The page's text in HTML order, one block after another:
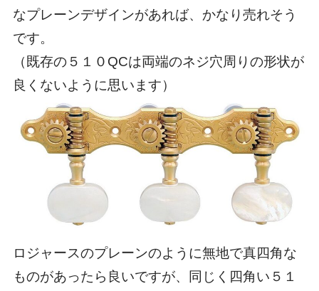
なプレーンデザインがあれば、かなり売れそう
です。
（既存の５１０QCは両端のネジ穴周りの形状が
良くないように思います）
ロジャースのプレーンのように無地で真四角な
ものがあったら良いですが、同じく四角い５１